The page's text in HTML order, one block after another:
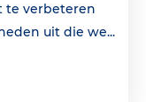
te verbeteren
uit die we...